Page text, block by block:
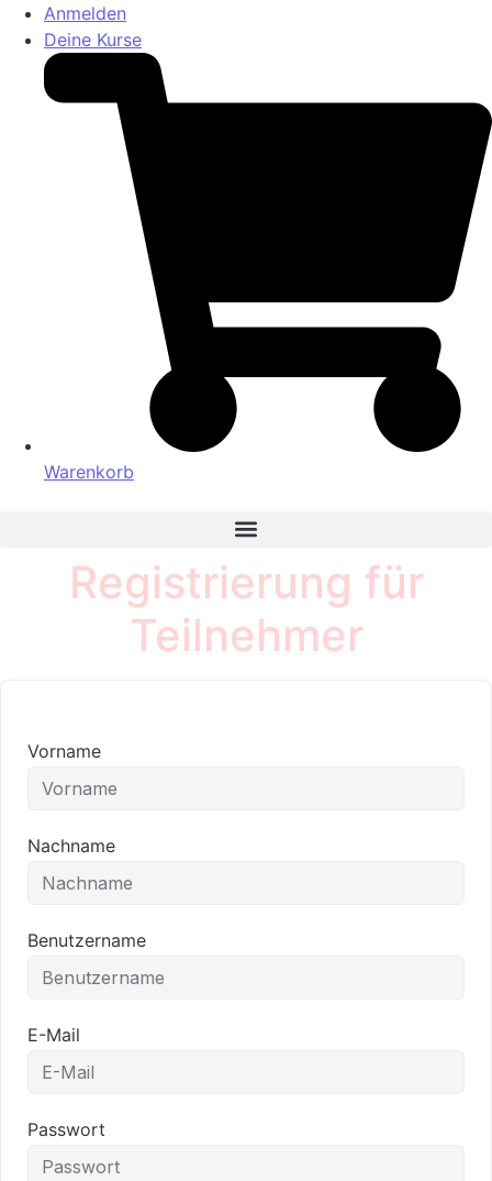
Anmelden
Deine Kurse
Warenkorb
Registrierung für
Teilnehmer
Vorname
Nachname
Benutzername
E-Mail
Passwort